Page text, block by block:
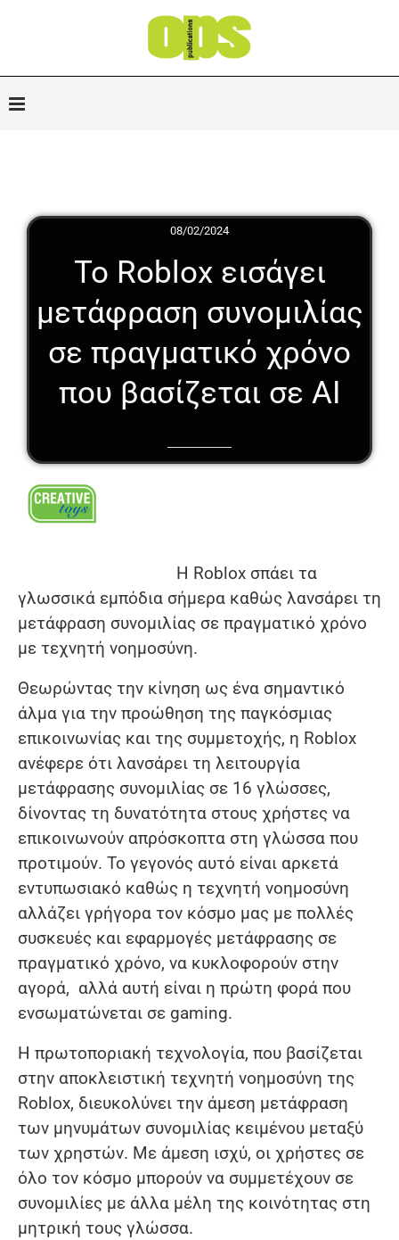
08/02/2024
Το Roblox εισάγει
μετάφραση συνομιλίας
σε πραγματικό χρόνο
που βασίζεται σε AI
Η Roblox σπάει τα
γλωσσικά εμπόδια σήμερα καθώς λανσάρει τη
μετάφραση συνομιλίας σε πραγματικό χρόνο
με τεχνητή νοημοσύνη.
Θεωρώντας την κίνηση ως ένα σημαντικό
άλμα για την προώθηση της παγκόσμιας
επικοινωνίας και της συμμετοχής, η Roblox
ανέφερε ότι λανσάρει τη λειτουργία
μετάφρασης συνομιλίας σε 16 γλώσσες,
δίνοντας τη δυνατότητα στους χρήστες να
επικοινωνούν απρόσκοπτα στη γλώσσα που
προτιμούν. Το γεγονός αυτό είναι αρκετά
εντυπωσιακό καθώς η τεχνητή νοημοσύνη
αλλάζει γρήγορα τον κόσμο μας με πολλές
συσκευές και εφαρμογές μετάφρασης σε
πραγματικό χρόνο, να κυκλοφορούν στην
αγορά, αλλά αυτή είναι η πρώτη φορά που
ενσωματώνεται σε gaming.
Η πρωτοποριακή τεχνολογία, που βασίζεται
στην αποκλειστική τεχνητή νοημοσύνη της
Roblox, διευκολύνει την άμεση μετάφραση
των μηνυμάτων συνομιλίας κειμένου μεταξύ
των χρηστών. Με άμεση ισχύ, οι χρήστες σε
όλο τον κόσμο μπορούν να συμμετέχουν σε
συνομιλίες με άλλα μέλη της κοινότητας στη
μητρική τους γλώσσα.